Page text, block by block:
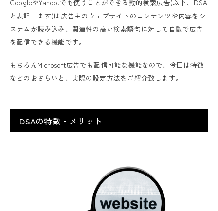
GoogleやYahoo!でも使うことができる動的検索広告(以下、DSA
と表記します)は広告主のウェブサイトのコンテンツや内容をシ
ステムが読み込み、関連性の高い検索語句に対して自動で広告
を配信できる機能です。
もちろんMicrosoft広告でも配信可能な機能なので、今回は特徴
などのおさらいと、実際の設定方法をご紹介致します。
DSAの特徴・メリット